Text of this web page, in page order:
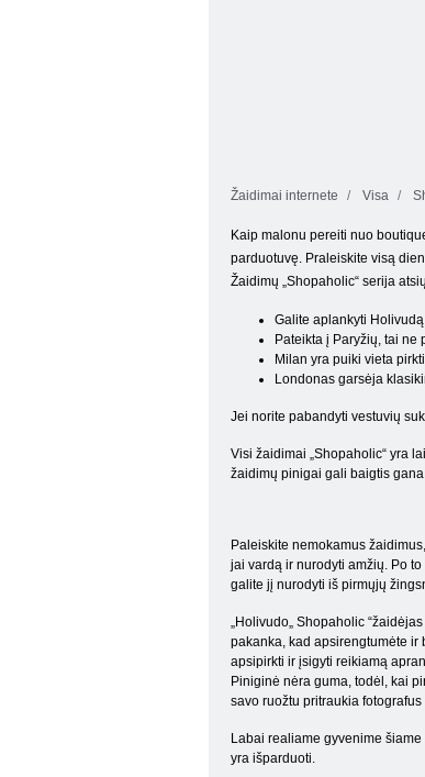
Žaidimai internete Visa
Kaip malonu pereiti nuo
parduotuvę. Praleiskite visą
Žaidimų „Shopaholic“ serija
Galite aplankyti
Pateikta į Paryžių, tai ne
Milan yra puiki vieta
Londonas garsėja
Jei norite pabandyti vestuvių
Visi žaidimai „Shopaholic“ yra
žaidimų pinigai gali baigtis
Paleiskite nemokamus
jai vardą ir nurodyti amžių. Po
galite jį nurodyti iš pirmųjų
„Holivudo„ Shopaholic
pakanka, kad apsirengtumėte ir
apsipirkti ir įsigyti reikiamą
Piniginė nėra guma, todėl, kai
savo ruožtu pritraukia
Labai realiame gyvenime
yra išparduoti.